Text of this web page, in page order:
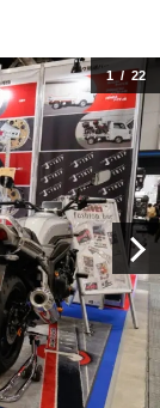
1/ 22